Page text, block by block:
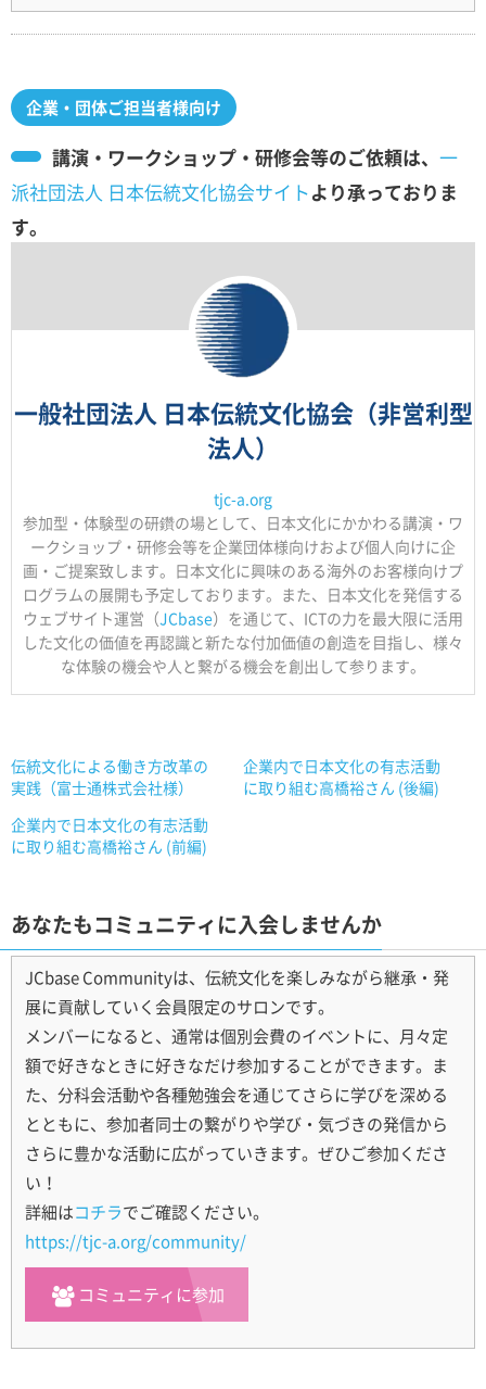
企業・団体ご担当者様向け
講演・ワークショップ・研修会等のご依頼は、 一
派社団法人 日本伝統文化協会サイトより承っておりま
す。
一般社団法人 日本伝統文化協会（非営利型
法人）
tjc-a.org
参加型・体験型の研鑽の場として、日本文化にかかわる講演・ワ
ークショップ・研修会等を企業団体様向けおよび個人向けに企
画・ご提案致します。日本文化に興味のある海外のお客様向けプ
ログラムの展開も予定しております。また、日本文化を発信する
ウェブサイト運営（JCbase）を通じて、ICTの力を最大限に活用
した文化の価値を再認識と新たな付加価値の創造を目指し、様々
な体験の機会や人と繋がる機会を創出して参ります。
伝統文化による働き方改革の
実践（富士通株式会社様）
企業内で日本文化の有志活動
に取り組む高橋裕さん (後編)
企業内で日本文化の有志活動
に取り組む高橋裕さん (前編)
あなたもコミュニティに入会しませんか
JCbase Communityは、伝統文化を楽しみながら継承・発
展に貢献していく会員限定のサロンです。
メンバーになると、通常は個別会費のイベントに、月々定
額で好きなときに好きなだけ参加することができます。ま
た、分科会活動や各種勉強会を通じてさらに学びを深める
とともに、参加者同士の繋がりや学び・気づきの発信から
さらに豊かな活動に広がっていきます。ぜひご参加くださ
い！
詳細はコチラでご確認ください。
https://tjc-a.org/community/
コミュニティに参加